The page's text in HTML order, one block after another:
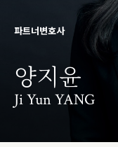
파트너변호사
양지윤
Ji Yun YANG